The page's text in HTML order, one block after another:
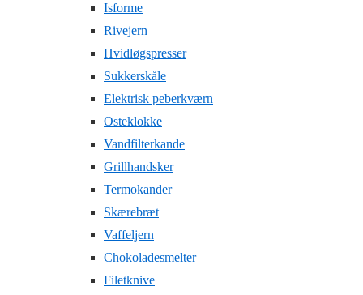
Isforme
Rivejern
Hvidløgspresser
Sukkerskåle
Elektrisk peberkværn
Osteklokke
Vandfilterkande
Grillhandsker
Termokander
Skærebræt
Vaffeljern
Chokoladesmelter
Filetknive